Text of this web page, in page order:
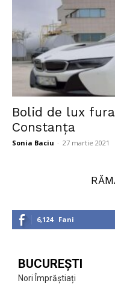
Bolid de lux
Constanța
Sonia Baciu - 27 martie 2021
6,124 Fani
BUCUREȘTI
Nori Împrăștiați